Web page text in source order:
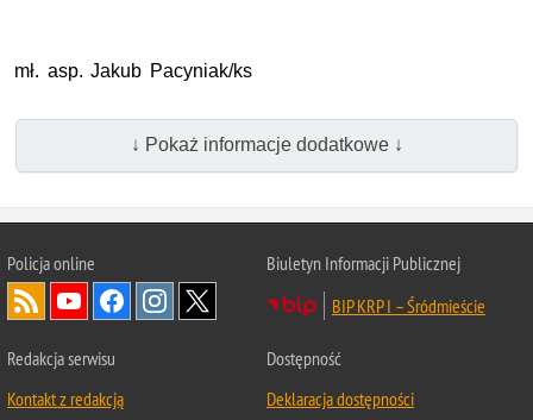
mł. asp. Jakub Pacyniak/ks
↓ Pokaż informacje dodatkowe ↓
Policja online
Biuletyn Informacji Publicznej
BIP KRP I – Śródmieście
Redakcja serwisu
Kontakt z redakcją
Dostępność
Deklaracja dostępności